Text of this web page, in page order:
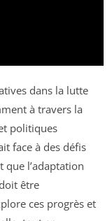
dans la lutte
à travers la
politiques
face à des défis
l’adaptation
être
ces progrès et